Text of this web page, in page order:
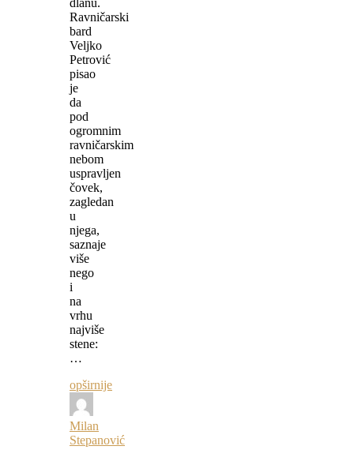
Ravničarski
bard
Veljko
Petrović
pisao
je
da
pod
ogromnim
ravničarskim
nebom
uspravljen
čovek,
zagledan
u
njega,
saznaje
više
nego
i
na
vrhu
najviše
stene:
…
opširnije
Milan
Stepanović